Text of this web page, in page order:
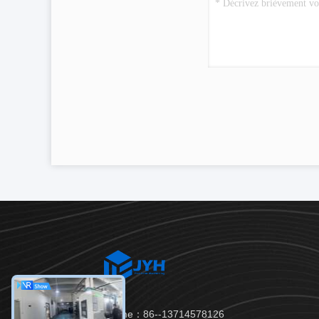
Télégramme：86--13714578126